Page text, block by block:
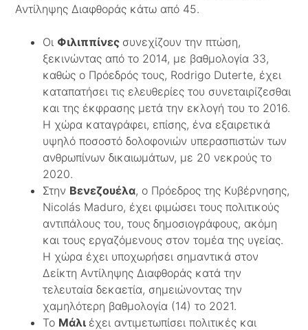
Αντίληψης Διαφθοράς κάτω από 45.
Οι Φιλιππίνες συνεχίζουν την πτώση,
ξεκινώντας από το 2014, με βαθμολογία 33,
καθώς ο Πρόεδρός τους, Rodrigo Duterte, έχει
καταπατήσει τις ελευθερίες του συνεταιρίζεσθαι
και της έκφρασης μετά την εκλογή του το 2016.
Η χώρα καταγράφει, επίσης, ένα εξαιρετικά
υψηλό ποσοστό δολοφονιών υπερασπιστών των
ανθρωπίνων δικαιωμάτων, με 20 νεκρούς το
2020.
Στην Βενεζουέλα, ο Πρόεδρος της Κυβέρνησης,
Nicolás Maduro, έχει φιμώσει τους πολιτικούς
αντιπάλους του, τους δημοσιογράφους, ακόμη
και τους εργαζόμενους στον τομέα της υγείας.
Η χώρα έχει υποχωρήσει σημαντικά στον
Δείκτη Αντίληψης Διαφθοράς κατά την
τελευταία δεκαετία, σημειώνοντας την
χαμηλότερη βαθμολογία (14) το 2021.
Το Μάλι έχει αντιμετωπίσει πολιτικές και